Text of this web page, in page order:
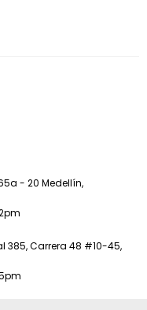
- 20 Medellín,
385, Carrera 48 #10-45,